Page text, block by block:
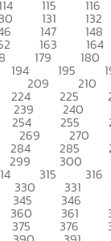
115 116
131 132
147 148
163 164
179 180
194 195
209 210
224 225
239 240
254 255
269 270
284 285
299 300
315 316
330 331
345 346
360 361
375 376